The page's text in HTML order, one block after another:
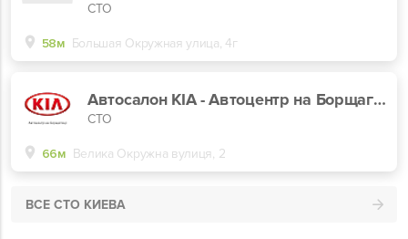
СТО
58м Большая Окружная улица, 4г
Автосалон KIA - Автоцентр на Борщагівці
СТО
66м Велика Окружна вулиця, 2
ВСЕ СТО КИЕВА